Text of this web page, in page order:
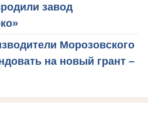
завод
Морозовского
на новый грант –